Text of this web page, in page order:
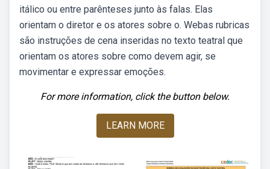
itálico ou entre parênteses junto às falas. Elas
orientam o diretor e os atores sobre o. Webas rubricas
são instruções de cena inseridas no texto teatral que
orientam os atores sobre como devem agir, se
movimentar e expressar emoções.
For more information, click the button below.
LEARN MORE